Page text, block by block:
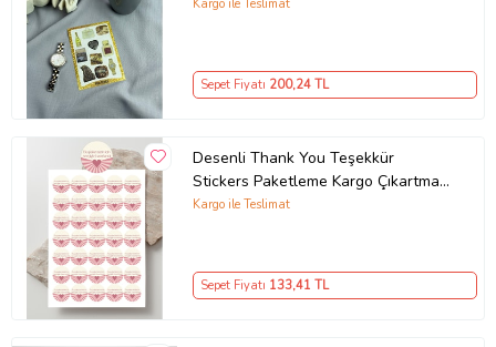
Ürün Kodu:kcm65768913
Kargo ile Teslimat
Sepet Fiyatı 200,24 TL
Desenli Thank You Teşekkür
Stickers Paketleme Kargo Çıkartma
PYTKSTK110
Kargo ile Teslimat
Sepet Fiyatı 133,41 TL